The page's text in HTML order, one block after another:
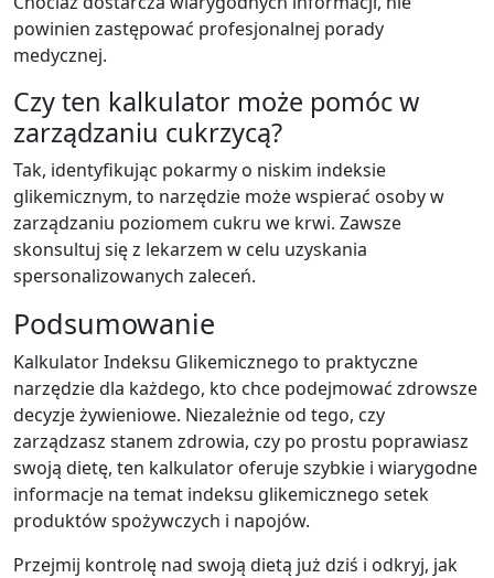
powinien zastępować profesjonalnej porady
medycznej.
Czy ten kalkulator może pomóc w
zarządzaniu cukrzycą?
Tak, identyfikując pokarmy o niskim indeksie
glikemicznym, to narzędzie może wspierać osoby w
zarządzaniu poziomem cukru we krwi. Zawsze
skonsultuj się z lekarzem w celu uzyskania
spersonalizowanych zaleceń.
Podsumowanie
Kalkulator Indeksu Glikemicznego to praktyczne
narzędzie dla każdego, kto chce podejmować zdrowsze
decyzje żywieniowe. Niezależnie od tego, czy
zarządzasz stanem zdrowia, czy po prostu poprawiasz
swoją dietę, ten kalkulator oferuje szybkie i wiarygodne
informacje na temat indeksu glikemicznego setek
produktów spożywczych i napojów.
Przejmij kontrolę nad swoją dietą już dziś i odkryj, jak